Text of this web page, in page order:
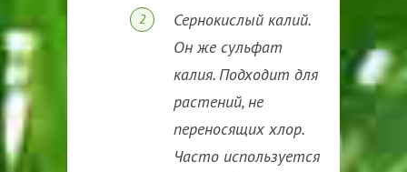
Сернокислый калий.
Он же сульфат
калия. Подходит для
растений, не
переносящих хлор.
Часто используется